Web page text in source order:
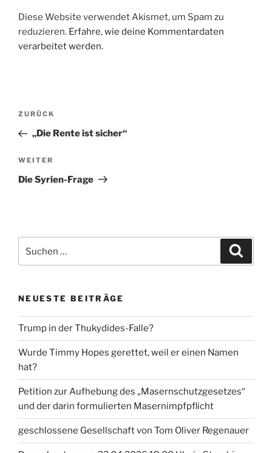
Diese Website verwendet Akismet, um Spam zu
reduzieren. Erfahre, wie deine Kommentardaten
verarbeitet werden.
Beitragsnavigation
Vorheriger
Beitrag
ZURÜCK
„Die Rente ist sicher“
Nächster
Beitrag
WEITER
Die Syrien-Frage
nach:
NEUESTE BEITRÄGE
Trump in der Thukydides-Falle?
Wurde Timmy Hopes gerettet, weil er einen Namen
hat?
Petition zur Aufhebung des „Masernschutzgesetzes“
und der darin formulierten Masernimpfpflicht
geschlossene Gesellschaft von Tom Oliver Regenauer